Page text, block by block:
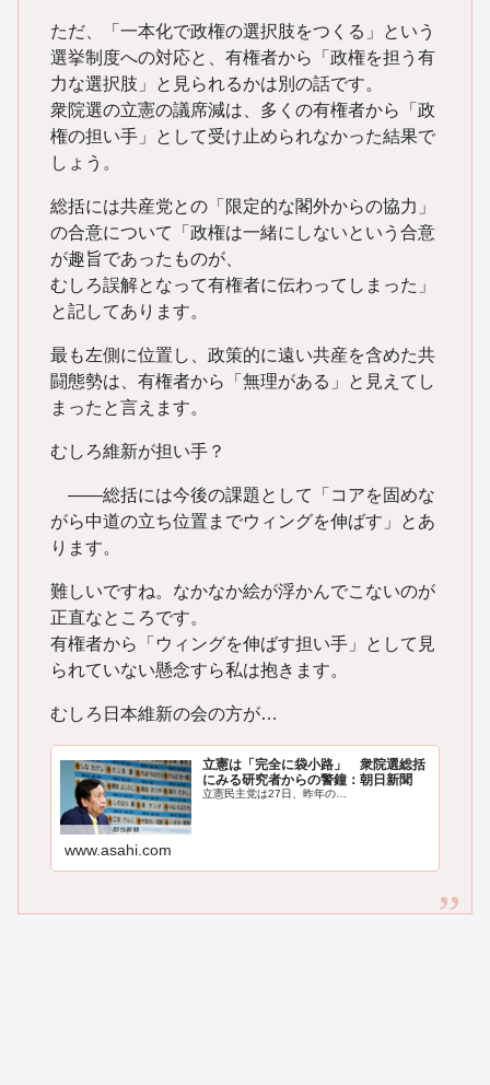
ただ、「一本化で政権の選択肢をつくる」という
選挙制度への対応と、有権者から「政権を担う有
力な選択肢」と見られるかは別の話です。
衆院選の立憲の議席減は、多くの有権者から「政
権の担い手」として受け止められなかった結果で
しょう。
総括には共産党との「限定的な閣外からの協力」
の合意について「政権は一緒にしないという合意
が趣旨であったものが、
むしろ誤解となって有権者に伝わってしまった」
と記してあります。
最も左側に位置し、政策的に遠い共産を含めた共
闘態勢は、有権者から「無理がある」と見えてし
まったと言えます。
むしろ維新が担い手？
――総括には今後の課題として「コアを固めな
がら中道の立ち位置までウィングを伸ばす」とあ
ります。
難しいですね。なかなか絵が浮かんでこないのが
正直なところです。
有権者から「ウィングを伸ばす担い手」として見
られていない懸念すら私は抱きます。
むしろ日本維新の会の方が…
立憲は「完全に袋小路」 衆院選総括
にみる研究者からの警鐘：朝日新聞
立憲民主党は27日、昨年の…
www.asahi.com